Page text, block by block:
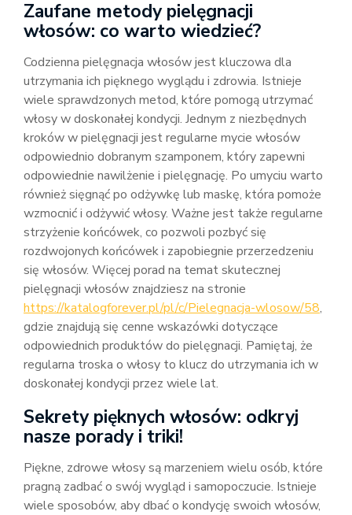
Zaufane metody pielęgnacji
włosów: co warto wiedzieć?
Codzienna pielęgnacja włosów jest kluczowa dla
utrzymania ich pięknego wyglądu i zdrowia. Istnieje
wiele sprawdzonych metod, które pomogą utrzymać
włosy w doskonałej kondycji. Jednym z niezbędnych
kroków w pielęgnacji jest regularne mycie włosów
odpowiednio dobranym szamponem, który zapewni
odpowiednie nawilżenie i pielęgnację. Po umyciu warto
również sięgnąć po odżywkę lub maskę, która pomoże
wzmocnić i odżywić włosy. Ważne jest także regularne
strzyżenie końcówek, co pozwoli pozbyć się
rozdwojonych końcówek i zapobiegnie przerzedzeniu
się włosów. Więcej porad na temat skutecznej
pielęgnacji włosów znajdziesz na stronie
https://katalogforever.pl/pl/c/Pielegnacja-wlosow/58,
gdzie znajdują się cenne wskazówki dotyczące
odpowiednich produktów do pielęgnacji. Pamiętaj, że
regularna troska o włosy to klucz do utrzymania ich w
doskonałej kondycji przez wiele lat.
Sekrety pięknych włosów: odkryj
nasze porady i triki!
Piękne, zdrowe włosy są marzeniem wielu osób, które
pragną zadbać o swój wygląd i samopoczucie. Istnieje
wiele sposobów, aby dbać o kondycję swoich włosów,